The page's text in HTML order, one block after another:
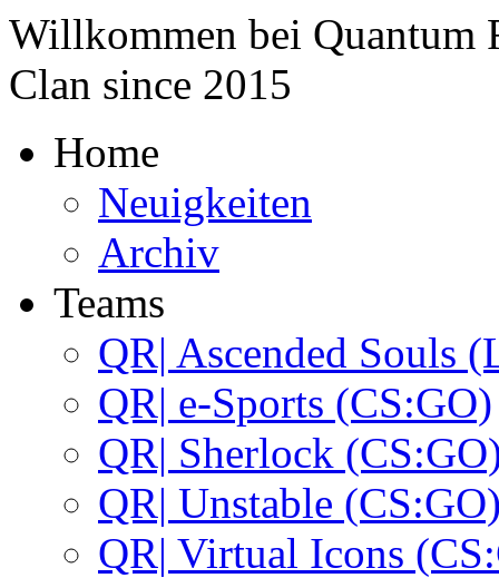
Willkommen bei Quantum
Clan since 2015
Home
Neuigkeiten
Archiv
Teams
QR| Ascended Souls
QR| e-Sports (CS:GO)
QR| Sherlock
QR| Unstable
QR| Virtual Icons